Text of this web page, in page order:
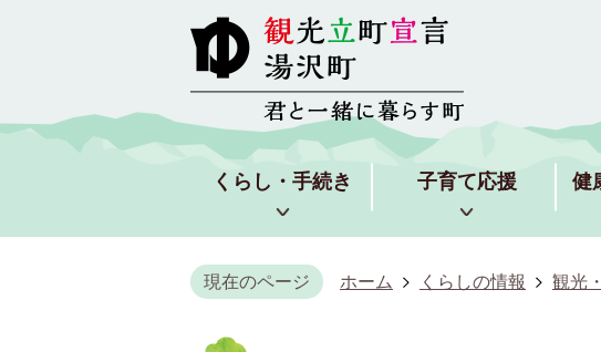
くらし・手続き 子育て応援 健
現在のページ ホーム くらしの情報 観光